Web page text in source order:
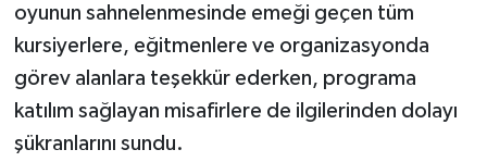
oyunun sahnelenmesinde emeği geçen tüm
kursiyerlere, eğitmenlere ve organizasyonda
görev alanlara teşekkür ederken, programa
katılım sağlayan misafirlere de ilgilerinden dolayı
şükranlarını sundu.